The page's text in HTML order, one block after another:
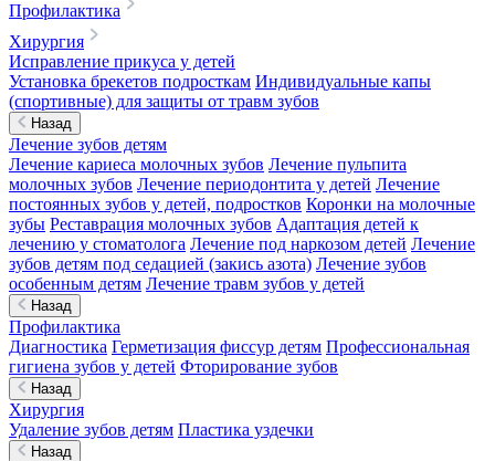
Профилактика
Хирургия
Исправление прикуса у детей
Установка брекетов подросткам Индивидуальные капы
(спортивные) для защиты от травм зубов
Назад
Лечение зубов детям
Лечение кариеса молочных зубов Лечение пульпита
молочных зубов Лечение периодонтита у детей Лечение
постоянных зубов у детей, подростков Коронки на молочные
зубы Реставрация молочных зубов Адаптация детей к
лечению у стоматолога Лечение под наркозом детей Лечение
зубов детям под седацией (закись азота) Лечение зубов
особенным детям Лечение травм зубов у детей
Назад
Профилактика
Диагностика Герметизация фиссур детям Профессиональная
гигиена зубов у детей Фторирование зубов
Назад
Хирургия
Удаление зубов детям Пластика уздечки
Назад